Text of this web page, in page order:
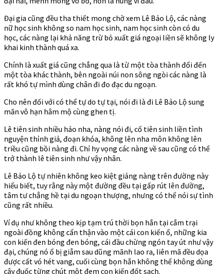
Đại gia cũng đều tha thiết mong chờ xem Lê Bảo Lộ, các nàng
nữ học sinh không so nam học sinh, nam học sinh còn có du
học, các nàng lại khả năng trừ bỏ xuất giá ngoại liền sẽ không ly
khai kinh thành quá xa.
Chính là xuất giá cũng chẳng qua là từ một tòa thành đổi đến
một tòa khác thành, bên ngoài núi non sông ngòi các nàng là
rất khó tự mình dùng chân đi đo đạc du ngoạn.
Cho nên đối với có thể tự do tự tại, nói đi là đi Lê Bảo Lộ sung
mãn vô hạn hâm mộ cùng ghen tị.
Lê tiên sinh nhiều hảo nha, nàng nói đi, cố tiên sinh liền tình
nguyện thỉnh giả, đoạn khóa, không lên nha môn không lên
triều cũng bồi nàng đi. Chỉ hy vọng các nàng về sau cũng có thể
trở thành lê tiên sinh như vậy nhân.
Lê Bảo Lộ tự nhiên không keo kiệt giảng nàng trên đường này
hiểu biết, tuy rằng này một đường đều tại gấp rút lên đường,
tâm tư chẳng hề tại du ngoạn thượng, nhưng có thể nói sự tình
cũng rất nhiều.
Ví dụ như không theo kịp tạm trú thời bọn hắn tại cắm trại
ngoài đồng không cẩn thận vào một cái con kiến ổ, những kia
con kiến đen bóng đen bóng, cái đầu chừng ngón tay út như vậy
đại, chúng nó ổ bị giẫm sau dũng mãnh lao ra, liên mã đều dọa
được cất vó hét vang, cuối cùng bọn hắn không thể không dùng
cây đuốc từng chút một đem con kiến đốt sạch.